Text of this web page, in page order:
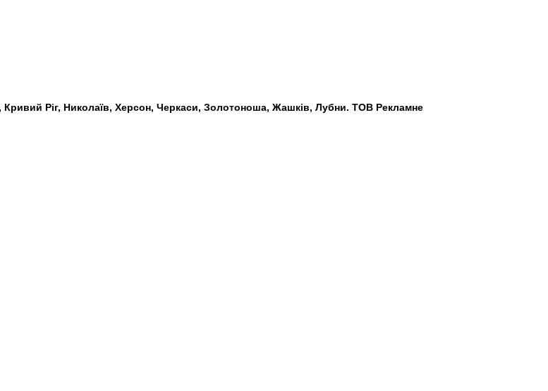
Ріг, Николаїв, Херсон, Черкаси, Золотоноша, Жашків, Лубни. ТОВ Рекламне